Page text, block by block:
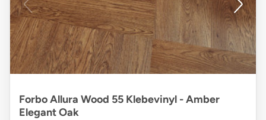
Forbo Allura Wood 55 Klebevinyl - Amber
Elegant Oak